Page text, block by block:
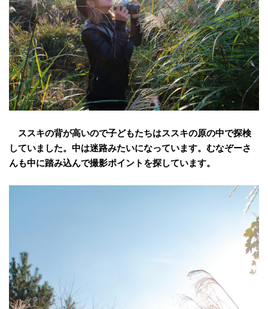
ススキの背が高いので子どもたちはススキの原の中で探検
していました。中は迷路みたいになっています。むなぞーさ
んも中に踏み込んで撮影ポイントを探しています。